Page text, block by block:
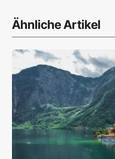
Ähnliche Artikel